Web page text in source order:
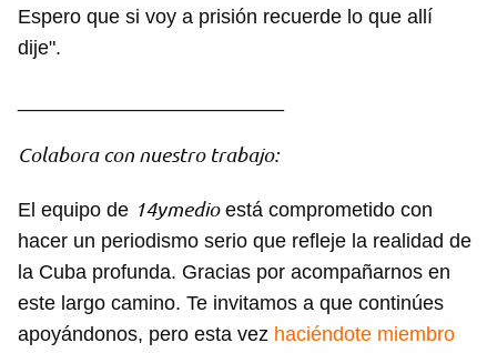
Espero que si voy a prisión recuerde lo que allí
dije".
Colabora con nuestro trabajo:
El equipo de 14ymedioestá comprometido con
hacer un periodismo serio que refleje la realidad de
la Cuba profunda. Gracias por acompañarnos en
este largo camino. Te invitamos a que continúes
apoyándonos, pero esta vez haciéndote miembro